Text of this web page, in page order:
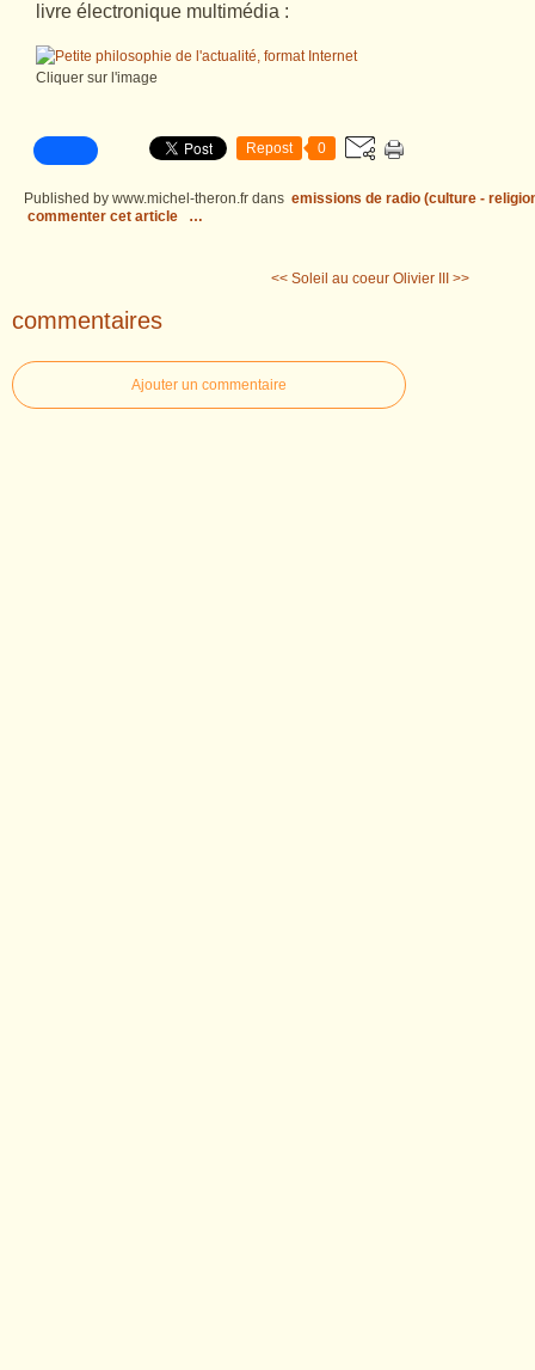
livre électronique multimédia :
Cliquer sur l'image
Repost 0
Published by www.michel-theron.fr dans emissions de radio (culture -
commenter cet article
…
<< Soleil au coeur Olivier III >>
commentaires
Ajouter un commentaire